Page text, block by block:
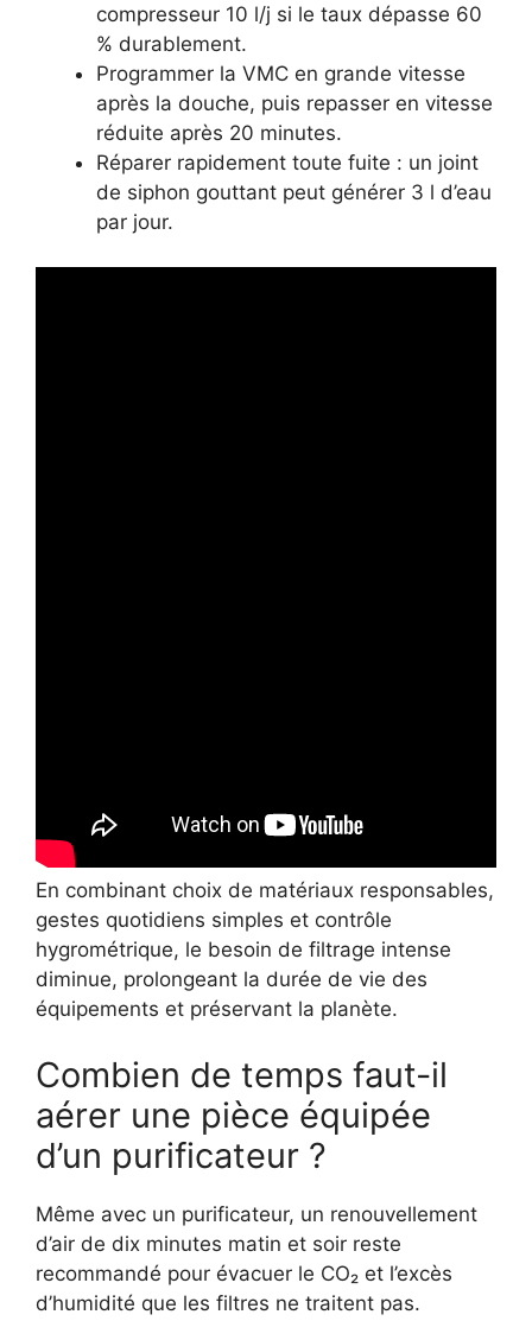
compresseur 10 l/j si le taux dépasse 60
% durablement.
Programmer la VMC en grande vitesse
après la douche, puis repasser en vitesse
réduite après 20 minutes.
Réparer rapidement toute fuite : un joint
de siphon gouttant peut générer 3 l d’eau
par jour.
En combinant choix de matériaux responsables,
gestes quotidiens simples et contrôle
hygrométrique, le besoin de filtrage intense
diminue, prolongeant la durée de vie des
équipements et préservant la planète.
Combien de temps faut-il
aérer une pièce équipée
d’un purificateur ?
Même avec un purificateur, un renouvellement
d’air de dix minutes matin et soir reste
recommandé pour évacuer le CO₂ et l’excès
d’humidité que les filtres ne traitent pas.